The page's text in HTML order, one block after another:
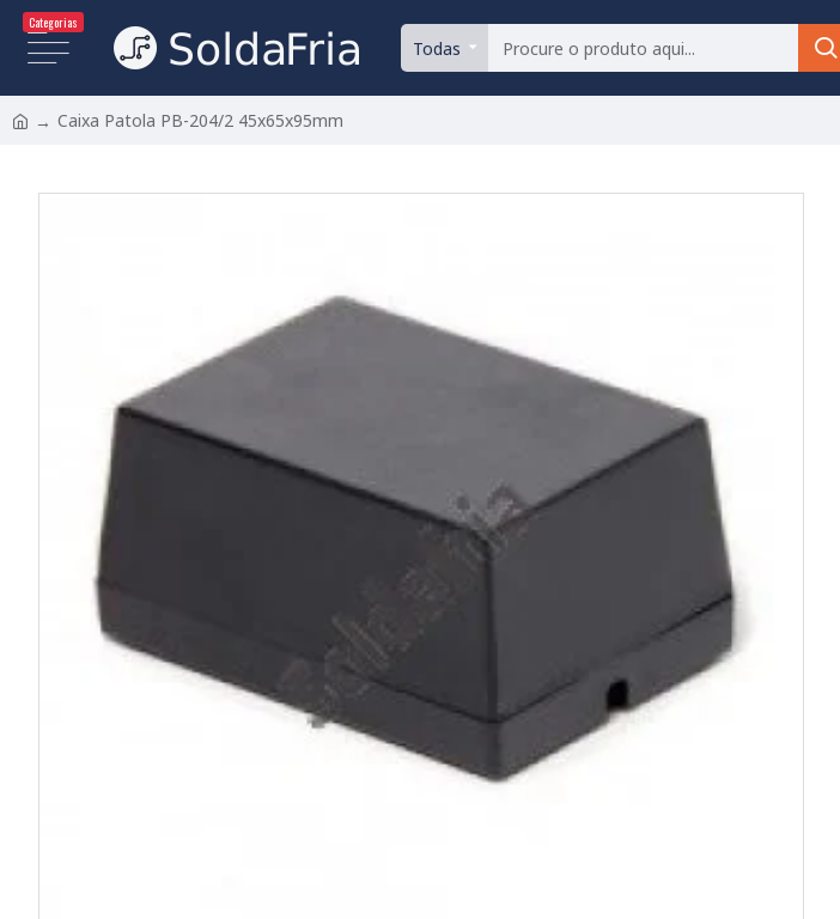
Categorias
Todas
Caixa Patola PB-204/2 45x65x95mm